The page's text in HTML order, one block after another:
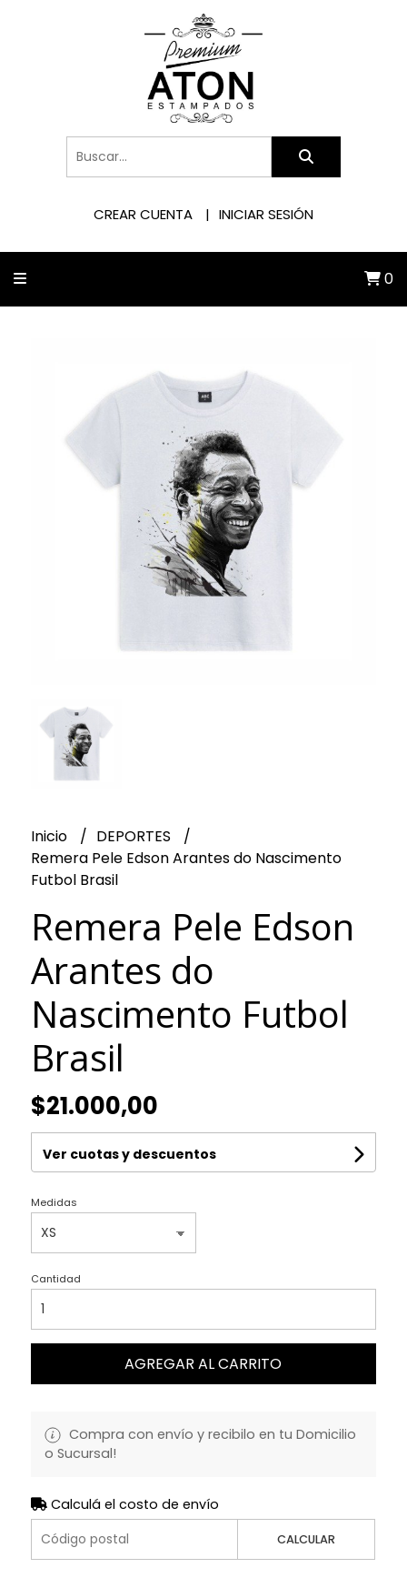
CREAR CUENTA INICIAR SESIÓN
0
Inicio
DEPORTES
Remera Pele Edson Arantes do Nascimento
Futbol Brasil
Remera Pele Edson
Arantes do
Nascimento Futbol
Brasil
$21.000,00
Ver cuotas y descuentos
Medidas
Cantidad
AGREGAR AL CARRITO
Compra con envío y recibilo en tu Domicilio
o Sucursal!
Calculá el costo de envío
CALCULAR